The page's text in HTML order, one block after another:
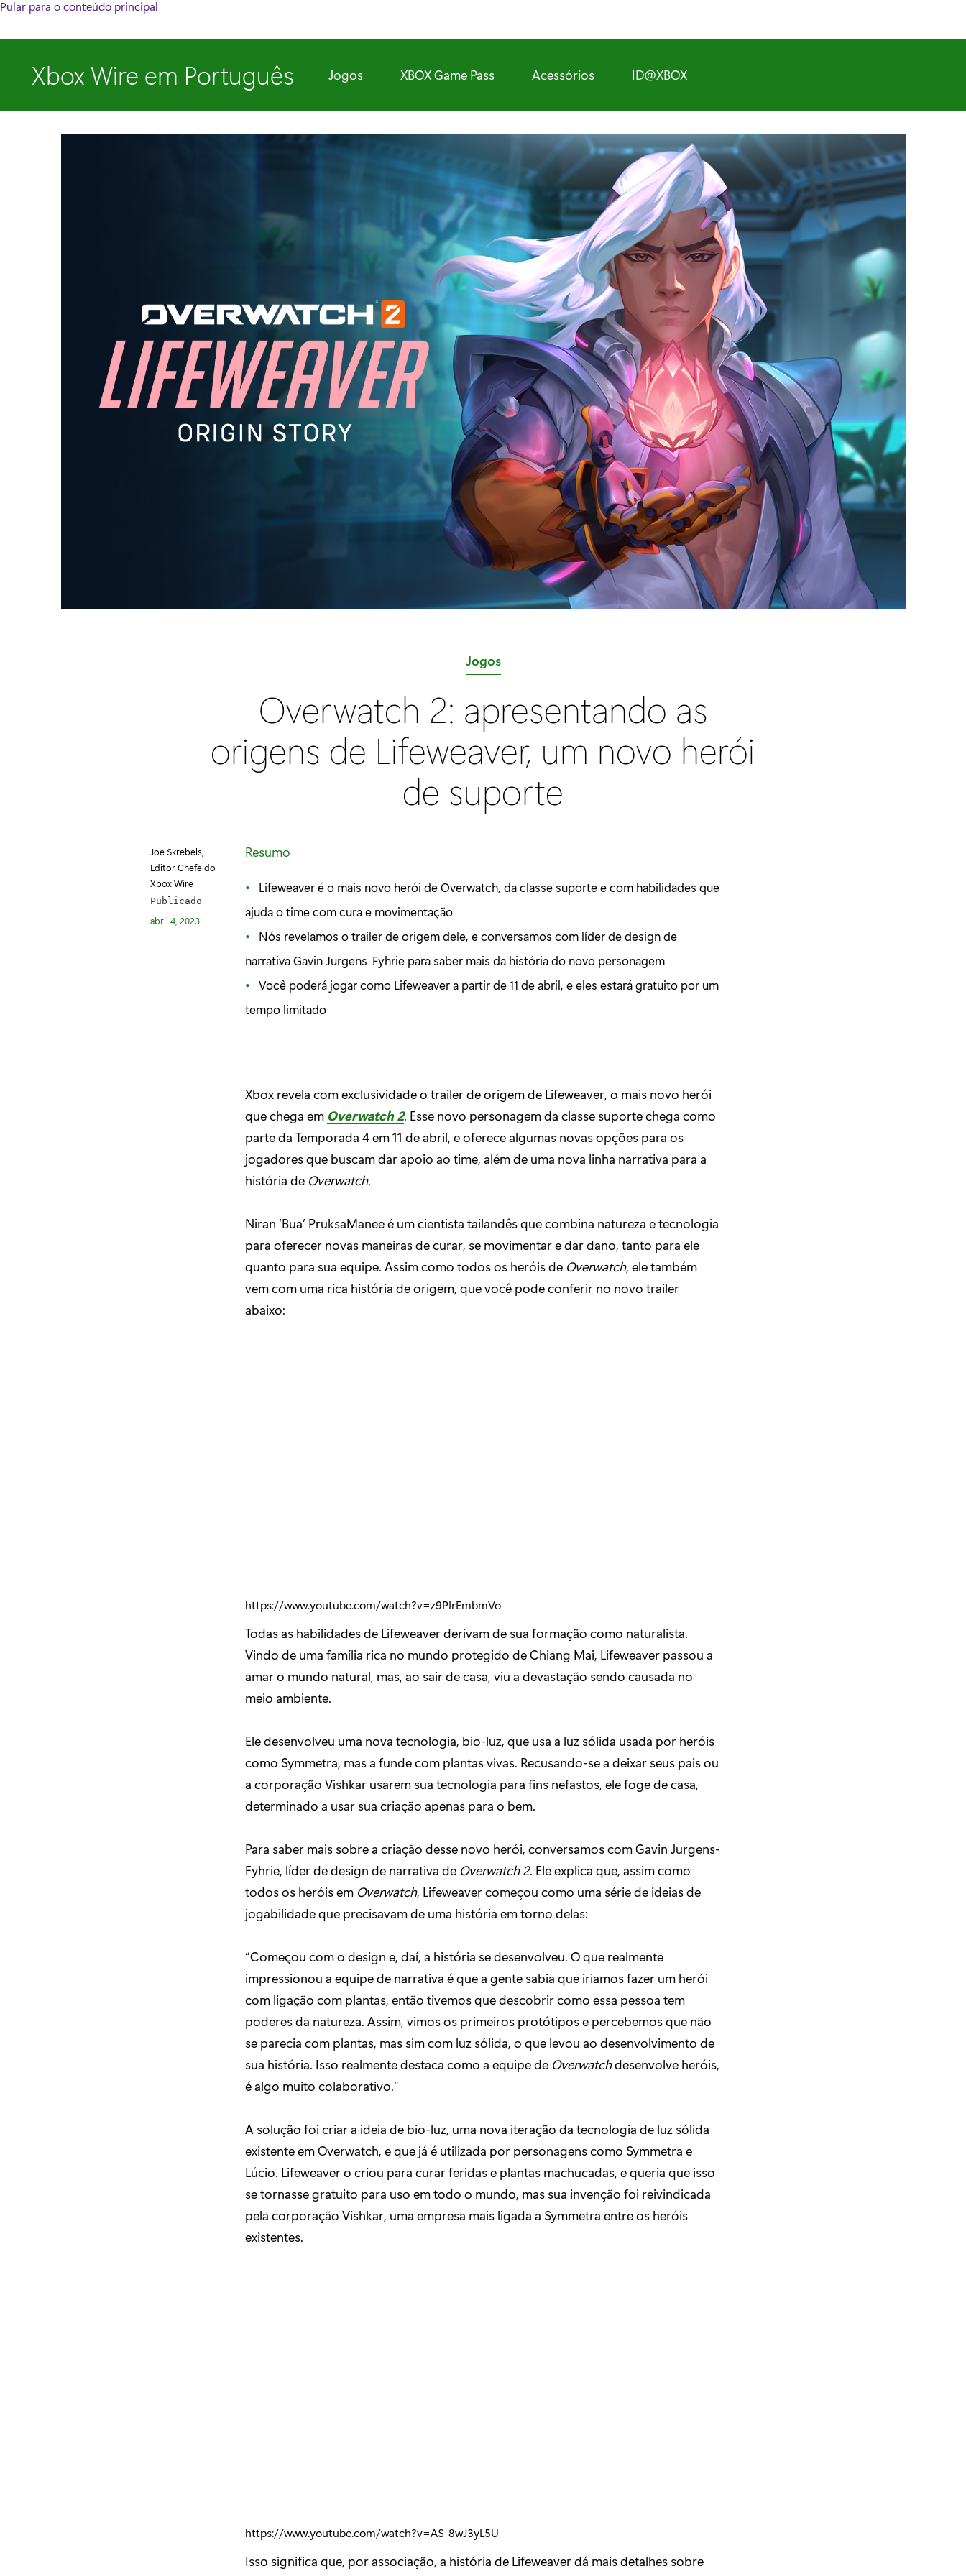
Pular para o conteúdo principal
Xbox Wire em Português Jogos XBOX Game Pass Acessórios ID@XBOX
C
t
e
g
o
r
Jogos
Overwatch 2: apresentando as
origens de Lifeweaver, um novo herói
de suporte
Joe Skrebels,
Editor Chefe do
Xbox Wire
Publicado
abril 4, 2023
Resumo
Lifeweaver é o mais novo herói de Overwatch, da classe suporte e com habilidades que
ajuda o time com cura e movimentação
Nós revelamos o trailer de origem dele, e conversamos com líder de design de
narrativa Gavin Jurgens-Fyhrie para saber mais da história do novo personagem
Você poderá jogar como Lifeweaver a partir de 11 de abril, e eles estará gratuito por um
tempo limitado
Xbox revela com exclusividade o trailer de origem de Lifeweaver, o mais novo herói
que chega em Overwatch 2. Esse novo personagem da classe suporte chega como
parte da Temporada 4 em 11 de abril, e oferece algumas novas opções para os
jogadores que buscam dar apoio ao time, além de uma nova linha narrativa para a
história de Overwatch.
Niran ‘Bua’ PruksaManee é um cientista tailandês que combina natureza e tecnologia
para oferecer novas maneiras de curar, se movimentar e dar dano, tanto para ele
quanto para sua equipe. Assim como todos os heróis de Overwatch, ele também
vem com uma rica história de origem, que você pode conferir no novo trailer
abaixo:
https://www.youtube.com/watch?v=z9PIrEmbmVo
Todas as habilidades de Lifeweaver derivam de sua formação como naturalista.
Vindo de uma família rica no mundo protegido de Chiang Mai, Lifeweaver passou a
amar o mundo natural, mas, ao sair de casa, viu a devastação sendo causada no
meio ambiente.
Ele desenvolveu uma nova tecnologia, bio-luz, que usa a luz sólida usada por heróis
como Symmetra, mas a funde com plantas vivas. Recusando-se a deixar seus pais ou
a corporação Vishkar usarem sua tecnologia para fins nefastos, ele foge de casa,
determinado a usar sua criação apenas para o bem.
Para saber mais sobre a criação desse novo herói, conversamos com Gavin Jurgens-
Fyhrie, líder de design de narrativa de Overwatch 2. Ele explica que, assim como
todos os heróis em Overwatch, Lifeweaver começou como uma série de ideias de
jogabilidade que precisavam de uma história em torno delas:
“Começou com o design e, daí, a história se desenvolveu. O que realmente
impressionou a equipe de narrativa é que a gente sabia que iriamos fazer um herói
com ligação com plantas, então tivemos que descobrir como essa pessoa tem
poderes da natureza. Assim, vimos os primeiros protótipos e percebemos que não
se parecia com plantas, mas sim com luz sólida, o que levou ao desenvolvimento de
sua história. Isso realmente destaca como a equipe de Overwatchdesenvolve heróis,
é algo muito colaborativo.”
A solução foi criar a ideia de bio-luz, uma nova iteração da tecnologia de luz sólida
existente em Overwatch, e que já é utilizada por personagens como Symmetra e
Lúcio. Lifeweaver o criou para curar feridas e plantas machucadas, e queria que isso
se tornasse gratuito para uso em todo o mundo, mas sua invenção foi reivindicada
pela corporação Vishkar, uma empresa mais ligada a Symmetra entre os heróis
existentes.
https://www.youtube.com/watch?v=AS-8wJ3yL5U
Isso significa que, por associação, a história de Lifeweaver dá mais detalhes sobre